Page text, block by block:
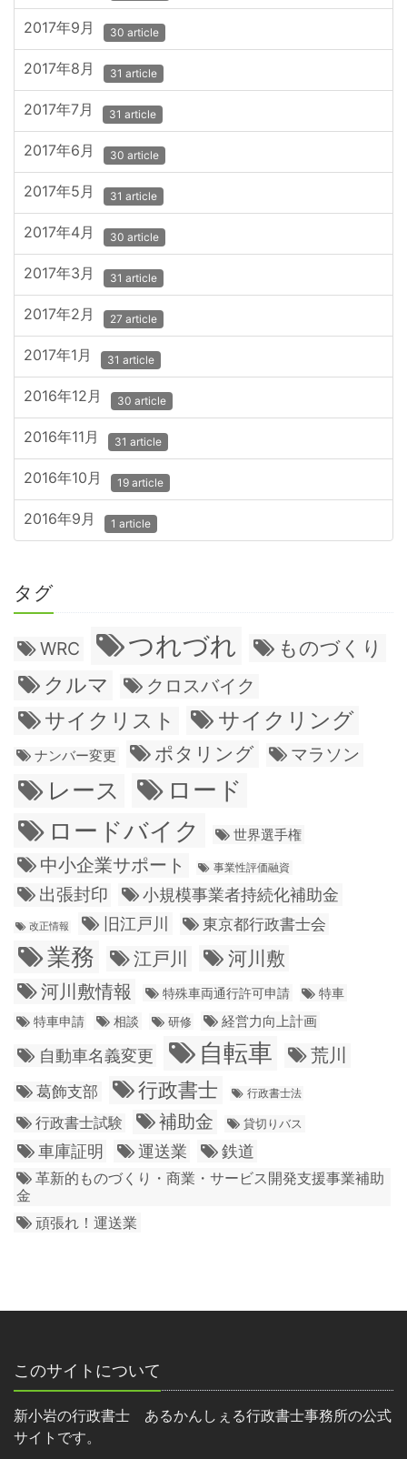
2017年9月 30 article
2017年8月 31 article
2017年7月 31 article
2017年6月 30 article
2017年5月 31 article
2017年4月 30 article
2017年3月 31 article
2017年2月 27 article
2017年1月 31 article
2016年12月 30 article
2016年11月 31 article
2016年10月 19 article
2016年9月 1 article
タグ
WRC つれづれ ものづくり
クルマ クロスバイク
サイクリスト サイクリング
ナンバー変更 ポタリング マラソン
レース
ロード
ロードバイク
世界選手権
中小企業サポート 事業性評価融資
出張封印 小規模事業者持続化補助金
改正情報 旧江戸川 東京都行政書士会
業務 江戸川
河川敷
河川敷情報
特殊車両通行許可申請
特車
特車申請
相談 研修 経営力向上計画
自動車名義変更 自転車 荒川
葛飾支部 行政書士 行政書士法
行政書士試験 補助金 貸切りバス
車庫証明 運送業 鉄道
革新的ものづくり・商業・サービス開発支援事業補助
金
頑張れ！運送業
このサイトについて
新小岩の行政書士 あるかんしぇる行政書士事務所の公式
サイトです。